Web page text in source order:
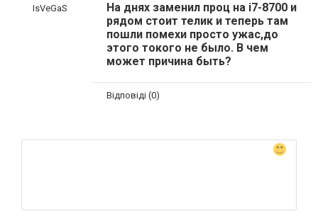
IsVeGaS
На днях заменил проц на i7-8700 и
рядом стоит телик и теперь там
пошли помехи просто ужас,до
этого токого не было. В чем
может причина быть?
Відповіді (0)